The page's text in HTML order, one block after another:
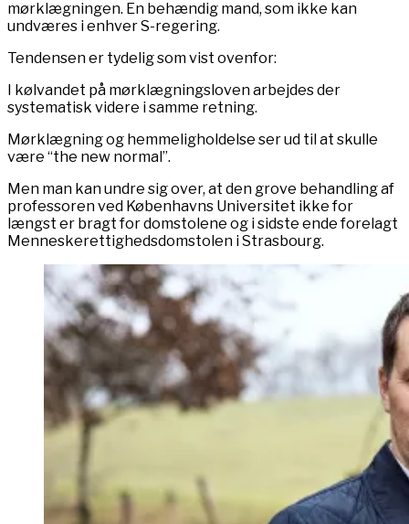
mørklægningen. En behændig mand, som ikke kan
undværes i enhver S-regering.
Tendensen er tydelig som vist ovenfor:
I kølvandet på mørklægningsloven arbejdes der
systematisk videre i samme retning.
Mørklægning og hemmeligholdelse ser ud til at skulle
være “the new normal”.
Men man kan undre sig over, at den grove behandling af
professoren ved Københavns Universitet ikke for
længst er bragt for domstolene og i sidste ende forelagt
Menneskerettighedsdomstolen i Strasbourg.